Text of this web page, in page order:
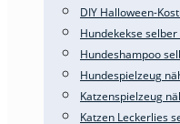
DIY Halloween-
Hundekekse
Hundeshampoo
Hundespielzeug
Katzenspielzeug
Katzen Leckerlies